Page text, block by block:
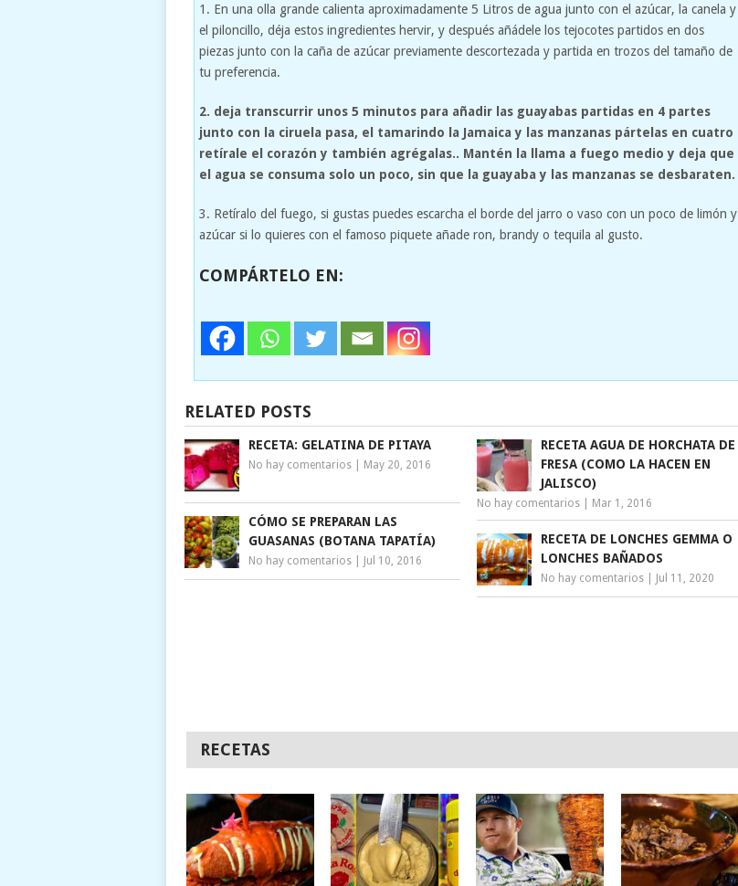
1. En una olla grande calienta aproximadamente 5 Litros de agua junto con el azúcar, la canela y
el piloncillo, déja estos ingredientes hervir, y después añádele los tejocotes partidos en dos
piezas junto con la caña de azúcar previamente descortezada y partida en trozos del tamaño de
tu preferencia.
2. deja transcurrir unos 5 minutos para añadir las guayabas partidas en 4 partes
junto con la ciruela pasa, el tamarindo la Jamaica y las manzanas pártelas en cuatro
retírale el corazón y también agrégalas.. Mantén la llama a fuego medio y deja que
el agua se consuma solo un poco, sin que la guayaba y las manzanas se desbaraten.
3. Retíralo del fuego, si gustas puedes escarcha el borde del jarro o vaso con un poco de limón y
azúcar si lo quieres con el famoso piquete añade ron, brandy o tequila al gusto.
COMPÁRTELO EN:
RELATED POSTS
RECETA: GELATINA DE PITAYA
No hay comentarios May 20, 2016
RECETA AGUA DE HORCHATA DE
FRESA (COMO LA HACEN EN
JALISCO)
No hay comentarios Mar 1, 2016
CÓMO SE PREPARAN LAS
GUASANAS (BOTANA TAPATÍA)
No hay comentarios Jul 10, 2016
RECETA DE LONCHES GEMMA O
LONCHES BAÑADOS
No hay comentarios Jul 11, 2020
RECETAS